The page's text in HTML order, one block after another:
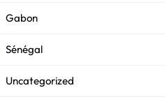
Gabon
Sénégal
Uncategorized